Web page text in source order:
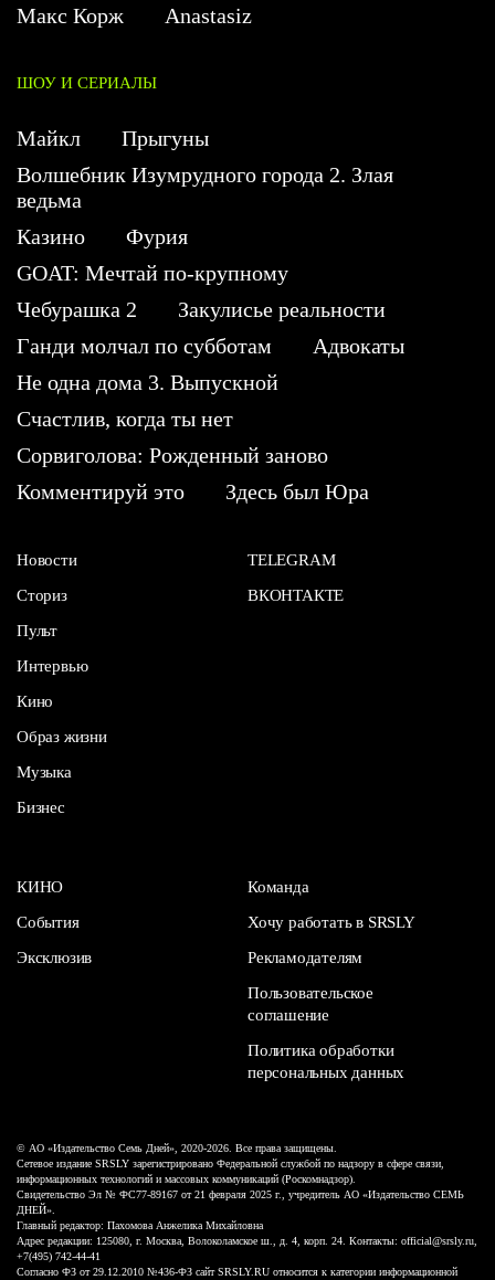
Макс Корж
Anastasiz
ШОУ И СЕРИАЛЫ
Майкл
Прыгуны
Волшебник Изумрудного города 2. Злая
ведьма
Казино
Фурия
GOAT: Мечтай по-крупному
Чебурашка 2
Закулисье реальности
Ганди молчал по субботам
Адвокаты
Не одна дома 3. Выпускной
Счастлив, когда ты нет
Сорвиголова: Рожденный заново
Комментируй это
Здесь был Юра
Новости
Сториз
Пульт
Интервью
Кино
Образ жизни
Музыка
Бизнес
TELEGRAM
ВКОНТАКТЕ
КИНО
События
Эксклюзив
Команда
Хочу работать в SRSLY
Рекламодателям
Пользовательское
соглашение
Политика обработки
персональных данных
© АО «Издательство Семь Дней», 2020-2026. Все права защищены.
Сетевое издание SRSLY зарегистрировано Федеральной службой по надзору в сфере связи,
информационных технологий и массовых коммуникаций (Роскомнадзор).
Свидетельство Эл № ФС77-89167 от 21 февраля 2025 г., учредитель АО «Издательство СЕМЬ
ДНЕЙ».
Главный редактор: Пахомова Анжелика Михайловна
Адрес редакции: 125080, г. Москва, Волоколамское ш., д. 4, корп. 24. Контакты: official@srsly.ru,
+7(495) 742-44-41
Согласно ФЗ от 29.12.2010 №436-ФЗ сайт SRSLY.RU относится к категории информационной